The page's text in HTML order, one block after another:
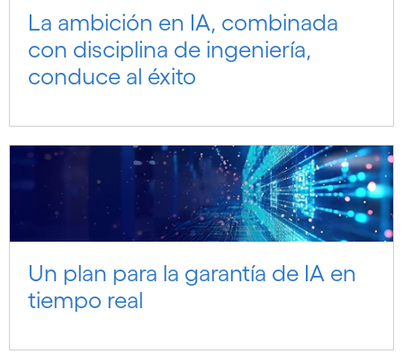
La ambición en IA, combinada
con disciplina de ingeniería,
conduce al éxito
Un plan para la garantía de IA en
tiempo real